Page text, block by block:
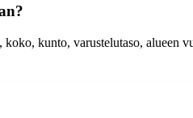
kunto, varustelutaso, alueen